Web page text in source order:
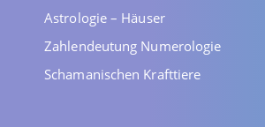
Astrologie – Häuser
Zahlendeutung Numerologie
Schamanischen Krafttiere